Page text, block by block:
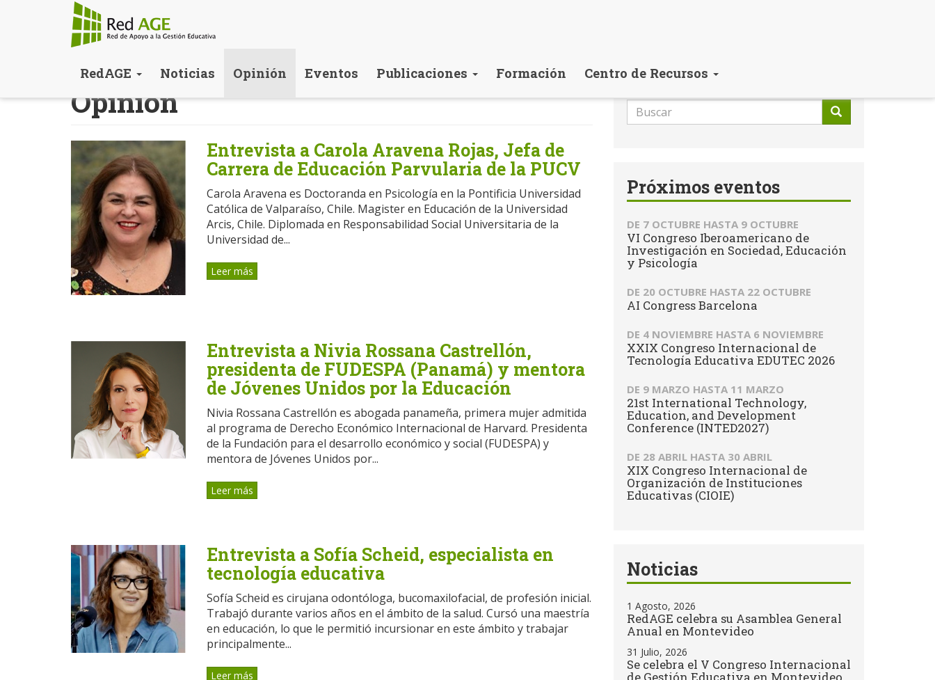
contenido
RedAGE Noticias Opinión Eventos Publicaciones Formación Centro de Recursos
Opinión
Entrevista a Carola Aravena Rojas, Jefa de
Carrera de Educación Parvularia de la PUCV
Carola Aravena es Doctoranda en Psicología en la Pontificia Universidad
Católica de Valparaíso, Chile. Magister en Educación de la Universidad
Arcis, Chile. Diplomada en Responsabilidad Social Universitaria de la
Universidad de...
Leer más
Entrevista a Nivia Rossana Castrellón,
presidenta de FUDESPA (Panamá) y mentora
de Jóvenes Unidos por la Educación
Nivia Rossana Castrellón es abogada panameña, primera mujer admitida
al programa de Derecho Económico Internacional de Harvard. Presidenta
de la Fundación para el desarrollo económico y social (FUDESPA) y
mentora de Jóvenes Unidos por...
Leer más
Entrevista a Sofía Scheid, especialista en
tecnología educativa
Sofía Scheid es cirujana odontóloga, bucomaxilofacial, de profesión inicial.
Trabajó durante varios años en el ámbito de la salud. Cursó una maestría
en educación, lo que le permitió incursionar en este ámbito y trabajar
principalmente...
Leer más
Formulario
de
Próximos eventos
DE 7 OCTUBRE HASTA 9 OCTUBRE
VI Congreso Iberoamericano de
Investigación en Sociedad, Educación
y Psicología
DE 20 OCTUBRE HASTA 22 OCTUBRE
AI Congress Barcelona
DE 4 NOVIEMBRE HASTA 6 NOVIEMBRE
XXIX Congreso Internacional de
Tecnología Educativa EDUTEC 2026
DE 9 MARZO HASTA 11 MARZO
21st International Technology,
Education, and Development
Conference (INTED2027)
DE 28 ABRIL HASTA 30 ABRIL
XIX Congreso Internacional de
Organización de Instituciones
Educativas (CIOIE)
Noticias
1 Agosto, 2026
RedAGE celebra su Asamblea General
Anual en Montevideo
31 Julio, 2026
Se celebra el V Congreso Internacional